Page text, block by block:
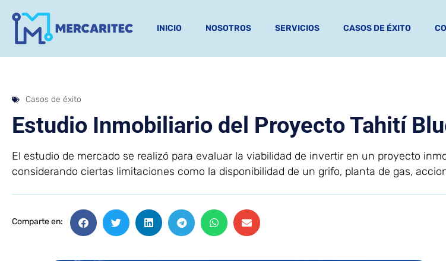
INICIO NOSOTROS SERVICIOS CASOS DE ÉXITO
Casos de éxito
Estudio Inmobiliario del Proyecto Tahití
El estudio de mercado se realizó para evaluar la viabilidad de invertir en un proyecto
considerando ciertas limitaciones como la disponibilidad de un grifo, planta de gas,
Comparte en: